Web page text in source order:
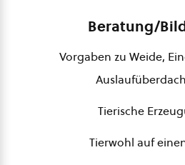
Beratung/
Vorgaben zu Weide,
Tierische
Tierwohl auf